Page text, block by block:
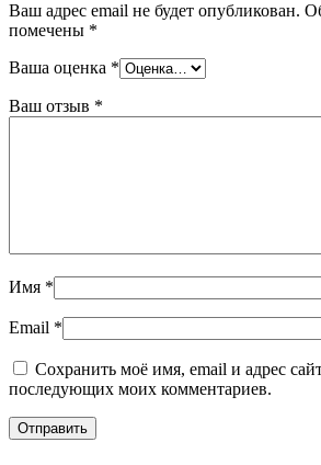
Ваш адрес email не будет опубликован.
помечены *
Ваша оценка *
Ваш отзыв *
Имя *
Email *
Сохранить моё имя, email и адрес
последующих моих комментариев.